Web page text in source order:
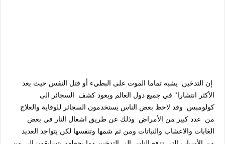
إن التدخين يشبه تماما الموت على البطيء أو قتل النفس حيث يعد
الأكثر انتشارا" في جميع دول العالم ويعود كشف السجائر الى
كولومبس وقد لاحظ بعض الناس يستخدمون السجائر للوقاية والعلاج
من عدد كبير من الأمراض وذلك عن طريق اشعال النار في بعض
الغابات والاعشاب والنباتات ومن ثم شمها وتنفسها لكن يتواجد العديد